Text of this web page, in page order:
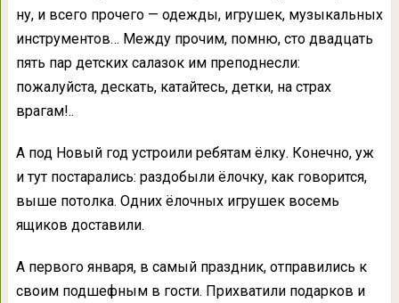
ну, и всего прочего — одежды, игрушек, музыкальных
инструментов… Между прочим, помню, сто двадцать
пять пар детских салазок им преподнесли:
пожалуйста, дескать, катайтесь, детки, на страх
врагам!..
А под Новый год устроили ребятам ёлку. Конечно, уж
и тут постарались: раздобыли ёлочку, как говорится,
выше потолка. Одних ёлочных игрушек восемь
ящиков доставили.
А первого января, в самый праздник, отправились к
своим подшефным в гости. Прихватили подарков и